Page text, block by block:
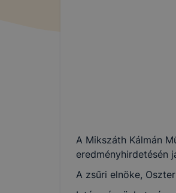
A Mikszáth Kálmán
eredményhirdetésén
A zsűri elnöke,